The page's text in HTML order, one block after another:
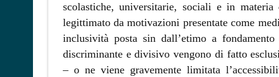
scolastiche, universitarie, sociali e in
legittimato da motivazioni presentate come
inclusività posta sin dall’etimo a
discriminante e divisivo vengono di fatto
– o ne viene gravemente limitata